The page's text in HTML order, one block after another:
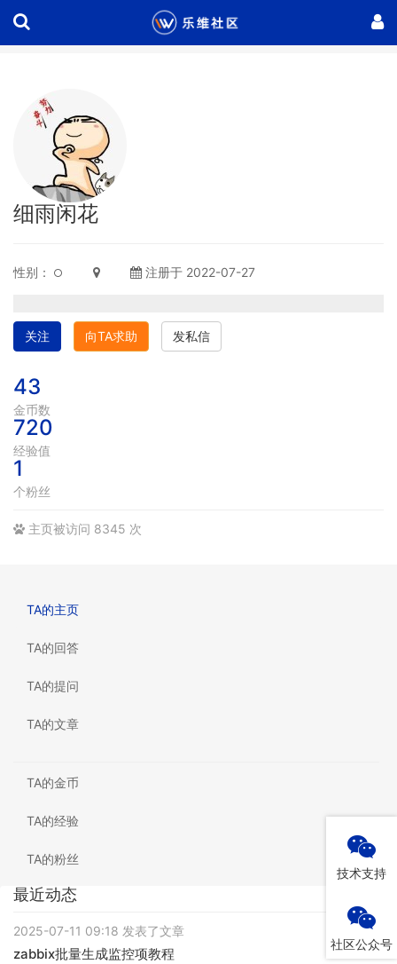
技术支持
社区公众号
细雨闲花
性别： 注册于 2022-07-27
关注 向TA求助 发私信
43
金币数
720
经验值
1
个粉丝
主页被访问 8345 次
TA的主页
TA的回答
TA的提问
TA的文章
TA的金币
TA的经验
TA的粉丝
最近动态
2025-07-11 09:18 发表了文章
zabbix批量生成监控项教程